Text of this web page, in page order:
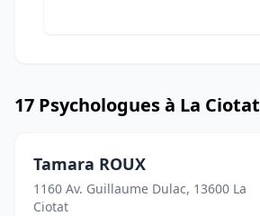
17 Psychologues à La Ciotat
Tamara ROUX
1160 Av. Guillaume Dulac, 13600 La
Ciotat